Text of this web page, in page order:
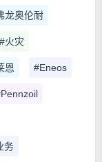
龙奥伦耐
#火灾
恩 #Eneos
务